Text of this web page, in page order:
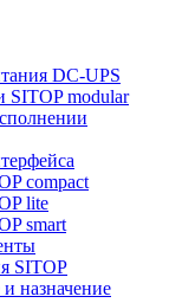
DC-UPS
SITOP modular
compact
lite
smart
SITOP
назначение